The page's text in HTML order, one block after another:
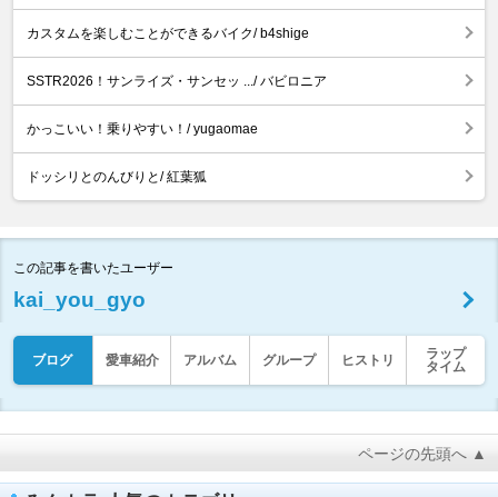
カスタムを楽しむことができるバイク/ b4shige
SSTR2026！サンライズ・サンセッ .../ バビロニア
かっこいい！乗りやすい！/ yugaomae
ドッシリとのんびりと/ 紅葉狐
この記事を書いたユーザー
kai_you_gyo
ブログ 愛車紹介 アルバム グループ ヒストリ
ラップ
タイム
ページの先頭へ ▲